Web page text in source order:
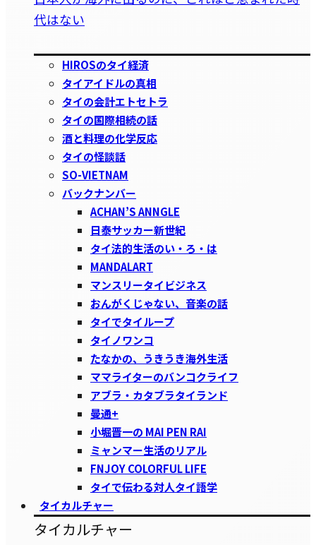
代はない
HIROSのタイ経済
タイアイドルの真相
タイの会計エトセトラ
タイの国際相続の話
酒と料理の化学反応
タイの怪談話
SO-VIETNAM
バックナンバー
ACHAN’S ANNGLE
日泰サッカー新世紀
タイ法的生活のい・ろ・は
MANDALART
マンスリータイビジネス
おんがくじゃない、音楽の話
タイでタイループ
タイノワンコ
たなかの、うきうき海外生活
ママライターのバンコクライフ
アブラ・カタブラタイランド
曼通+
小堀晋一の MAI PEN RAI
ミャンマー生活のリアル
FNJOY COLORFUL LIFE
タイで伝わる対人タイ語学
タイカルチャー
タイカルチャー